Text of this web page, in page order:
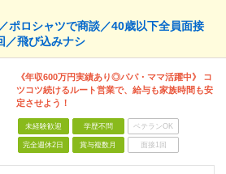
ポロシャツで商談／40歳以下全員面接
／飛び込みナシ
《年収600万円実績あり◎パパ・ママ活躍中》 コ
ツコツ続けるルート営業で、給与も家族時間も安
定させよう！
未経験歓迎 学歴不問 ベテランOK
完全週休2日 賞与複数月 面接1回